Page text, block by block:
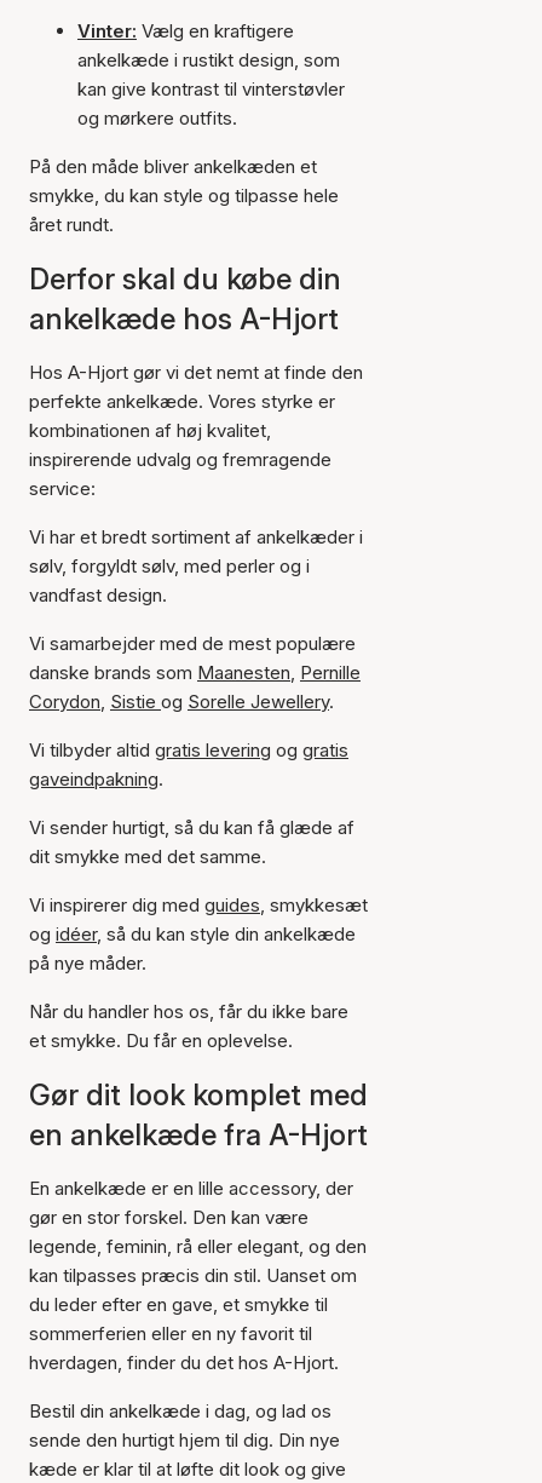
Vinter: Vælg en kraftigere
ankelkæde i rustikt design, som
kan give kontrast til vinterstøvler
og mørkere outfits.
På den måde bliver ankelkæden et
smykke, du kan style og tilpasse hele
året rundt.
Derfor skal du købe din
ankelkæde hos A-Hjort
Hos A-Hjort gør vi det nemt at finde den
perfekte ankelkæde. Vores styrke er
kombinationen af høj kvalitet,
inspirerende udvalg og fremragende
service:
Vi har et bredt sortiment af ankelkæder i
sølv, forgyldt sølv, med perler og i
vandfast design.
Vi samarbejder med de mest populære
danske brands som Maanesten, Pernille
Corydon, Sistie og Sorelle Jewellery.
Vi tilbyder altid gratis levering og gratis
gaveindpakning.
Vi sender hurtigt, så du kan få glæde af
dit smykke med det samme.
Vi inspirerer dig med guides, smykkesæt
og idéer, så du kan style din ankelkæde
på nye måder.
Når du handler hos os, får du ikke bare
et smykke. Du får en oplevelse.
Gør dit look komplet med
en ankelkæde fra A-Hjort
En ankelkæde er en lille accessory, der
gør en stor forskel. Den kan være
legende, feminin, rå eller elegant, og den
kan tilpasses præcis din stil. Uanset om
du leder efter en gave, et smykke til
sommerferien eller en ny favorit til
hverdagen, finder du det hos A-Hjort.
Bestil din ankelkæde i dag, og lad os
sende den hurtigt hjem til dig. Din nye
kæde er klar til at løfte dit look og give